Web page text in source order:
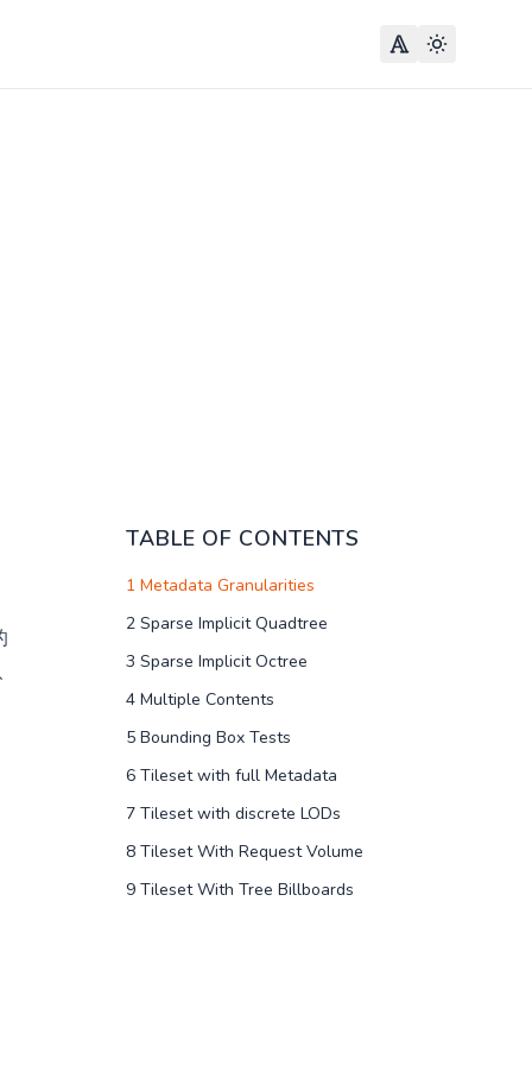
TABLE OF CONTENTS
1 Metadata Granularities
2 Sparse Implicit Quadtree
3 Sparse Implicit Octree
4 Multiple Contents
5 Bounding Box Tests
6 Tileset with full Metadata
7 Tileset with discrete LODs
8 Tileset With Request Volume
9 Tileset With Tree Billboards